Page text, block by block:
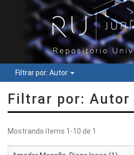
Filtrar por: Autor
Filtrar por: Autor
Mostrando ítems 1-10 de 1